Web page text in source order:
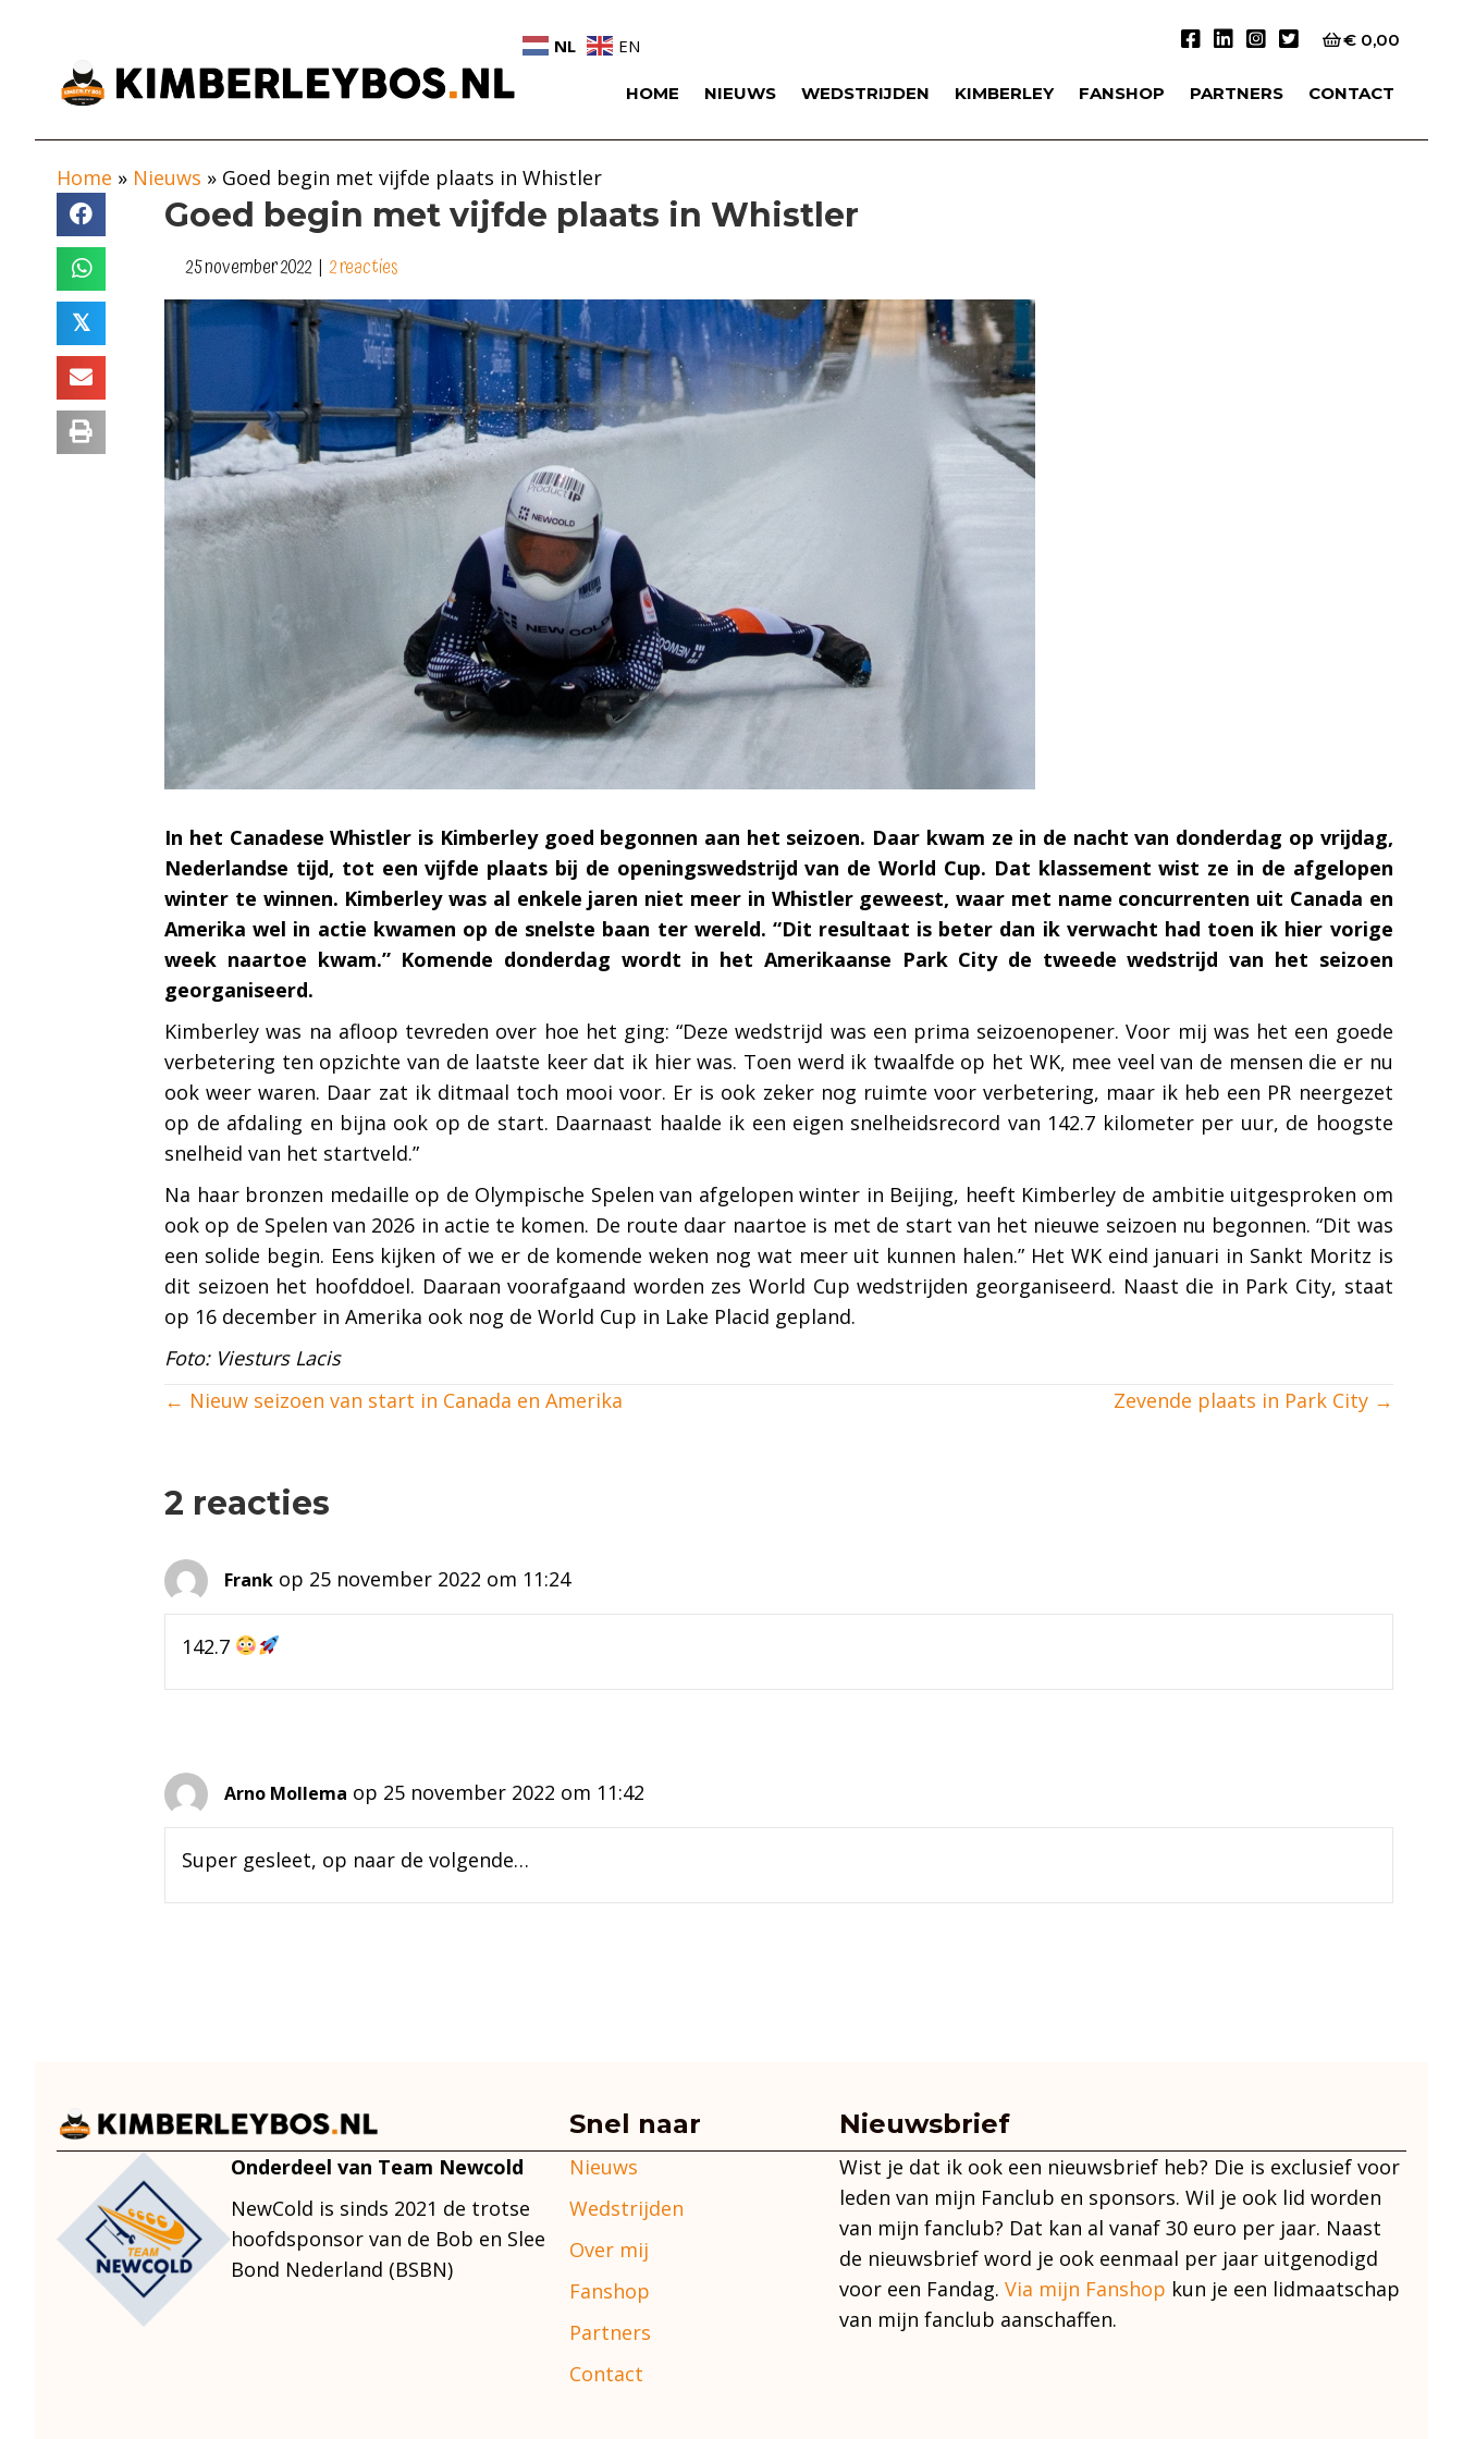
NL EN € 0,00
HOME NIEUWS WEDSTRIJDEN KIMBERLEY FANSHOP PARTNERS CONTACT
Home » Nieuws » Goed begin met vijfde plaats in Whistler
𝕏
Goed begin met vijfde plaats in Whistler
25 november 2022 | 2 reacties
In het Canadese Whistler is Kimberley goed begonnen aan het seizoen. Daar kwam ze in de nacht van donderdag op vrijdag,
Nederlandse tijd, tot een vijfde plaats bij de openingswedstrijd van de World Cup. Dat klassement wist ze in de afgelopen
winter te winnen. Kimberley was al enkele jaren niet meer in Whistler geweest, waar met name concurrenten uit Canada en
Amerika wel in actie kwamen op de snelste baan ter wereld. “Dit resultaat is beter dan ik verwacht had toen ik hier vorige
week naartoe kwam.” Komende donderdag wordt in het Amerikaanse Park City de tweede wedstrijd van het seizoen
georganiseerd.
Kimberley was na afloop tevreden over hoe het ging: “Deze wedstrijd was een prima seizoenopener. Voor mij was het een goede
verbetering ten opzichte van de laatste keer dat ik hier was. Toen werd ik twaalfde op het WK, mee veel van de mensen die er nu
ook weer waren. Daar zat ik ditmaal toch mooi voor. Er is ook zeker nog ruimte voor verbetering, maar ik heb een PR neergezet
op de afdaling en bijna ook op de start. Daarnaast haalde ik een eigen snelheidsrecord van 142.7 kilometer per uur, de hoogste
snelheid van het startveld.”
Na haar bronzen medaille op de Olympische Spelen van afgelopen winter in Beijing, heeft Kimberley de ambitie uitgesproken om
ook op de Spelen van 2026 in actie te komen. De route daar naartoe is met de start van het nieuwe seizoen nu begonnen. “Dit was
een solide begin. Eens kijken of we er de komende weken nog wat meer uit kunnen halen.” Het WK eind januari in Sankt Moritz is
dit seizoen het hoofddoel. Daaraan voorafgaand worden zes World Cup wedstrijden georganiseerd. Naast die in Park City, staat
op 16 december in Amerika ook nog de World Cup in Lake Placid gepland.
Foto: Viesturs Lacis
Posts
← Nieuw seizoen van start in Canada en Amerika Zevende plaats in Park City →
2 reacties
Frank op 25 november 2022 om 11:24
142.7
Arno Mollema op 25 november 2022 om 11:42
Super gesleet, op naar de volgende…
Onderdeel van Team Newcold
NewCold is sinds 2021 de trotse
hoofdsponsor van de Bob en Slee
Bond Nederland (BSBN)
Snel naar
Nieuws
Wedstrijden
Over mij
Fanshop
Partners
Contact
Nieuwsbrief
Wist je dat ik ook een nieuwsbrief heb? Die is exclusief voor
leden van mijn Fanclub en sponsors. Wil je ook lid worden
van mijn fanclub? Dat kan al vanaf 30 euro per jaar. Naast
de nieuwsbrief word je ook eenmaal per jaar uitgenodigd
voor een Fandag.Via mijn Fanshop kun je een lidmaatschap
van mijn fanclub aanschaffen.